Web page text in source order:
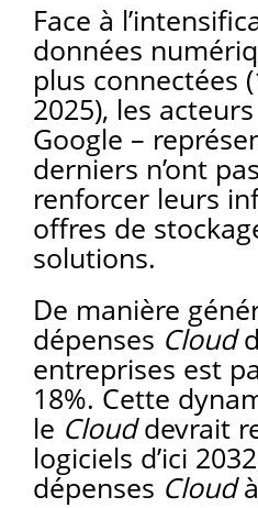
Face à
données
plus connectées
2025), les
Google –
derniers n’ont
renforcer leurs
offres de
solutions.
De manière
dépenses Cloud
entreprises est
18%. Cette
le Clouddevrait
logiciels d’ici
dépenses Cloud